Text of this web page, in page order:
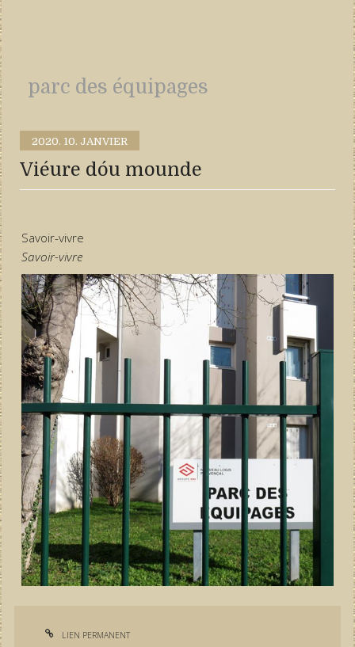
parc des équipages
2020. 10. JANVIER
Viéure dóu mounde
Savoir-vivre
Savoir-vivre
LIEN PERMANENT